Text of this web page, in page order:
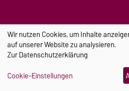
sind, unsere Arbeit zu machen
damit zu beschäftigen.
Ein gut behütet
ist da sicher extrem
Wir nutzen Cookies, um Inhalte
auf unserer Website zu analysieren.
ZurDatenschutzerklärung
Cookie-Einstellungen